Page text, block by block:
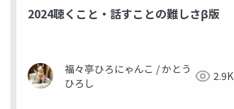
2024聴くこと・話すことの難しさβ版
福々亭ひろにゃんこ / かとう
ひろし
2.9K